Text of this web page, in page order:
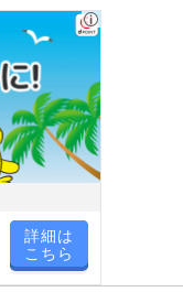
詳細は
こちら